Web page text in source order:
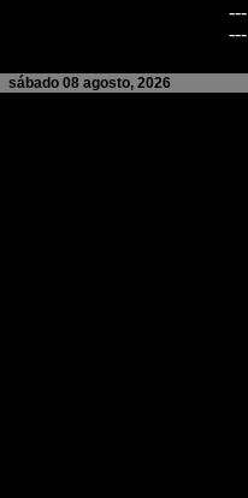
---
---
sábado 08 agosto, 2026